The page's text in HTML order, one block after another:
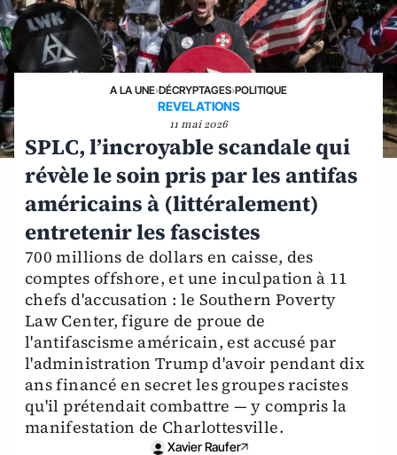
A LA UNE›DÉCRYPTAGES›POLITIQUE
REVELATIONS
11 mai 2026
SPLC, l’incroyable scandale qui
révèle le soin pris par les antifas
américains à (littéralement)
entretenir les fascistes
700 millions de dollars en caisse, des
comptes offshore, et une inculpation à 11
chefs d'accusation : le Southern Poverty
Law Center, figure de proue de
l'antifascisme américain, est accusé par
l'administration Trump d'avoir pendant dix
ans financé en secret les groupes racistes
qu'il prétendait combattre — y compris la
manifestation de Charlottesville.
Xavier Raufer